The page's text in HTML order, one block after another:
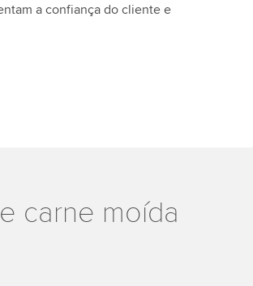
a confiança do cliente e
carne moída